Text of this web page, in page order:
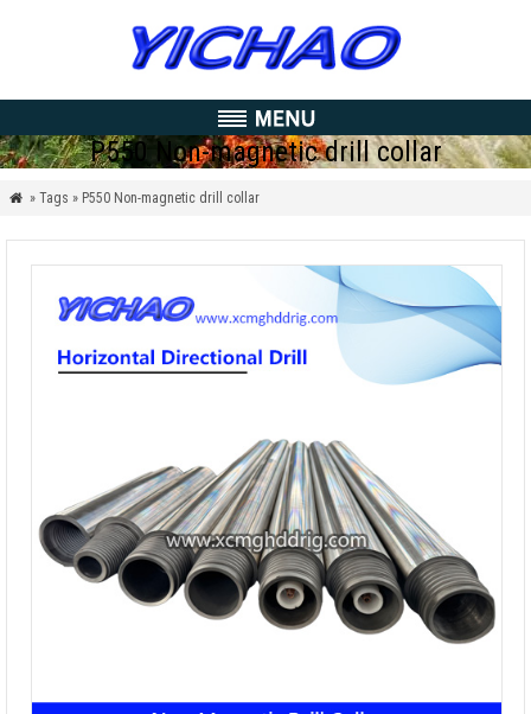
P550 Non-magnetic drill collar
 » Tags » P550 Non-magnetic drill collar